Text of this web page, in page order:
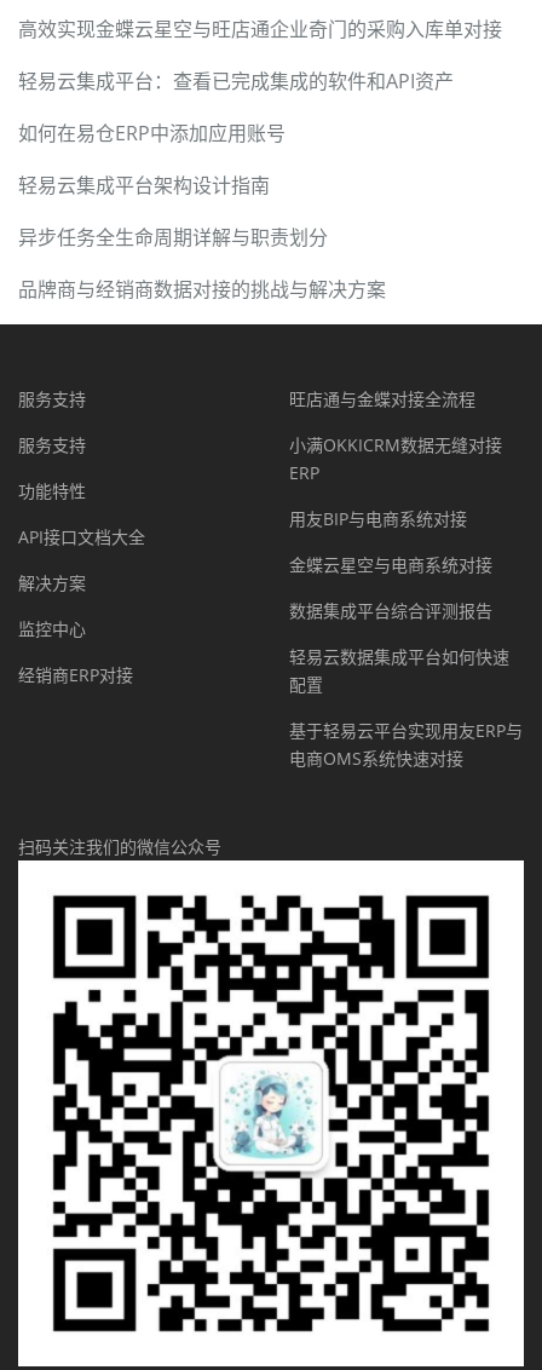
高效实现金蝶云星空与旺店通企业奇门的采购入库单对接
轻易云集成平台：查看已完成集成的软件和API资产
如何在易仓ERP中添加应用账号
轻易云集成平台架构设计指南
异步任务全生命周期详解与职责划分
品牌商与经销商数据对接的挑战与解决方案
服务支持
服务支持
功能特性
API接口文档大全
解决方案
监控中心
经销商ERP对接
旺店通与金蝶对接全流程
小满OKKICRM数据无缝对接
ERP
用友BIP与电商系统对接
金蝶云星空与电商系统对接
数据集成平台综合评测报告
轻易云数据集成平台如何快速
配置
基于轻易云平台实现用友ERP与
电商OMS系统快速对接
扫码关注我们的微信公众号